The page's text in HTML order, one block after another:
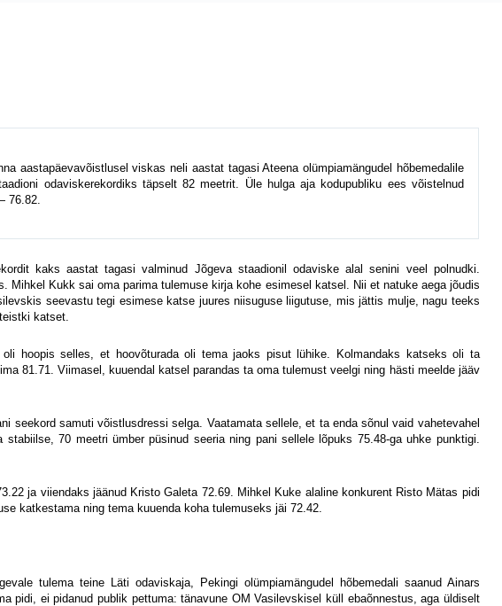
aastapäevavõistlusel viskas neli aastat tagasi Ateena olümpiamängudel hõbemedalile
odaviskerekordiks täpselt 82 meetrit. Üle hulga aja kodupubliku ees võistelnud
76.82.
kaks aastat tagasi valminud Jõgeva staadionil odaviske alal senini veel polnudki.
Mihkel Kukk sai oma parima tulemuse kirja kohe esimesel katsel. Nii et natuke aega jõudis
seevastu tegi esimese katse juures niisuguse liigutuse, mis jättis mulje, nagu teeks
katset.
hoopis selles, et hoovõturada oli tema jaoks pisut lühike. Kolmandaks katseks oli ta
81.71. Viimasel, kuuendal katsel parandas ta oma tulemust veelgi ning hästi meelde jääv
seekord samuti võistlusdressi selga. Vaatamata sellele, et ta enda sõnul vaid vahetevahel
70 meetri ümber püsinud seeria ning pani sellele lõpuks 75.48-ga uhke punktigi.
ja viiendaks jäänud Kristo Galeta 72.69. Mihkel Kuke alaline konkurent Risto Mätas pidi
katkestama ning tema kuuenda koha tulemuseks jäi 72.42.
tulema teine Läti odaviskaja, Pekingi olümpiamängudel hõbemedali saanud Ainars
pidi, ei pidanud publik pettuma: tänavune OM Vasilevskisel küll ebaõnnestus, aga üldiselt